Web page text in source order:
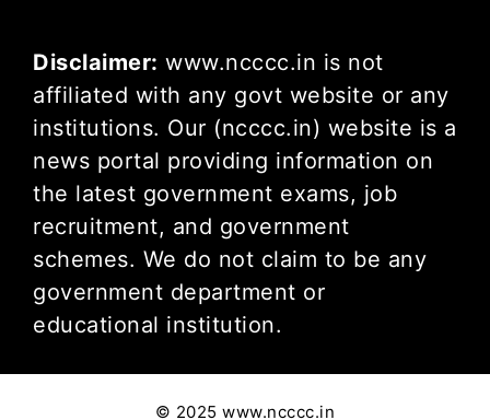
Disclaimer: www.ncccc.in is not
affiliated with any govt website or any
institutions. Our (ncccc.in) website is a
news portal providing information on
the latest government exams, job
recruitment, and government
schemes. We do not claim to be any
government department or
educational institution.
© 2025 www.ncccc.in